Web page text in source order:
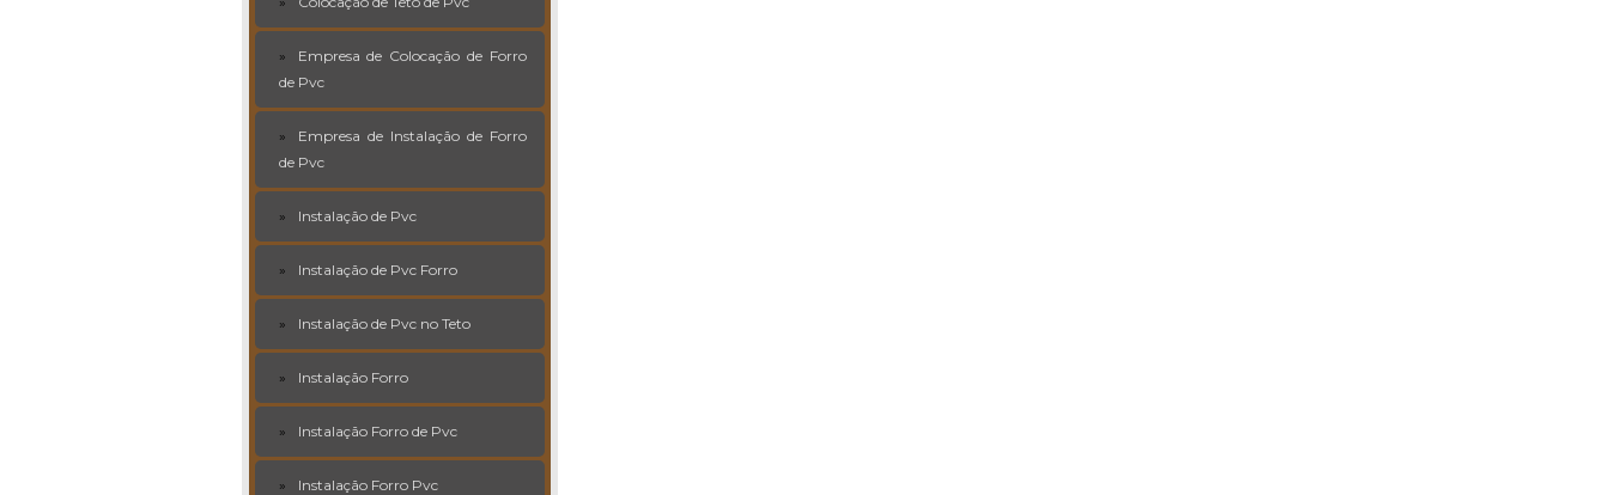
Empresa de Colocação de Forro
de Pvc
Empresa de Instalação de Forro
de Pvc
Instalação de Pvc
Instalação de Pvc Forro
Instalação de Pvc no Teto
Instalação Forro
Instalação Forro de Pvc
Instalação Forro Pvc